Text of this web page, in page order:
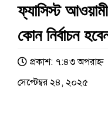
ফ্যাসিস্ট
কোন নির্বাচন
প্রকাশ: ৭:৪৩ অপরাহ্ণ
সেপ্টেম্বর ২৪, ২০২৫